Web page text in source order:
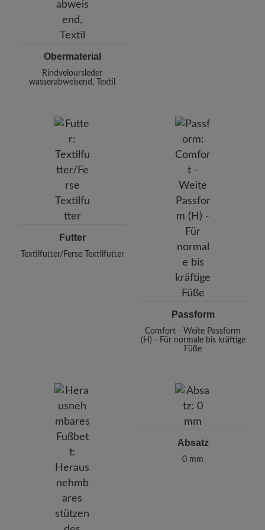
Obermaterial
Rindveloursleder
wasserabweisend, Textil
Futter
Textilfutter/Ferse Textilfutter
Passform
Comfort - Weite Passform
(H) - Für normale bis kräftige
Füße
Absatz
0 mm